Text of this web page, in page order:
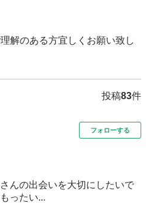
解のある方宜しくお願い致し
投稿83件
フォローする
んの出会いを大切にしたいで
ったい...